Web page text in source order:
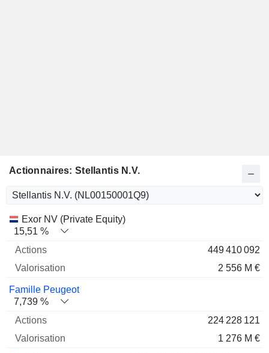
Actionnaires: Stellantis N.V.
Nom Actions % Valorisation
Exor NV (Private Equity)
15,51 %
449 410 092
2 556 M €
Famille Peugeot
7,739 %
224 228 121
1 276 M €